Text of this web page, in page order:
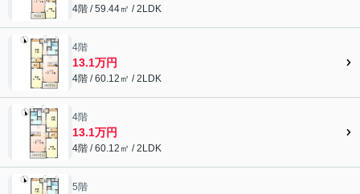
4階 / 59.44㎡ / 2LDK
4階
13.1万円
4階 / 60.12㎡ / 2LDK
4階
13.1万円
4階 / 60.12㎡ / 2LDK
5階